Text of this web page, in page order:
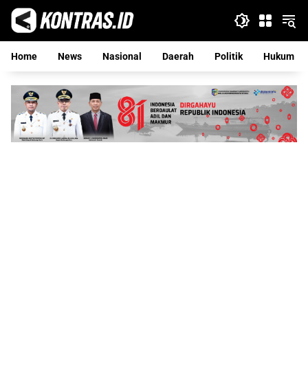
Langsung
konten
Home
News Nasional Daerah Politik Hukum